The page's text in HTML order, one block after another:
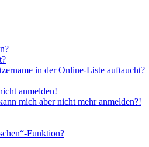
in der Online-Liste auftaucht?
anmelden!
mich aber nicht mehr anmelden?!
Funktion?